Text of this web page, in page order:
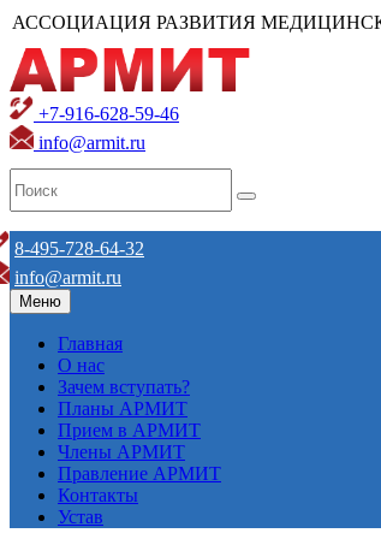
АССОЦИАЦИЯ РАЗВИТИЯ
+7-916-628-59-46
info@armit.ru
8-495-728-64-32
info@armit.ru
Меню
Главная
О нас
Зачем вступать?
Планы АРМИТ
Прием в АРМИТ
Члены АРМИТ
Правление АРМИТ
Контакты
Устав